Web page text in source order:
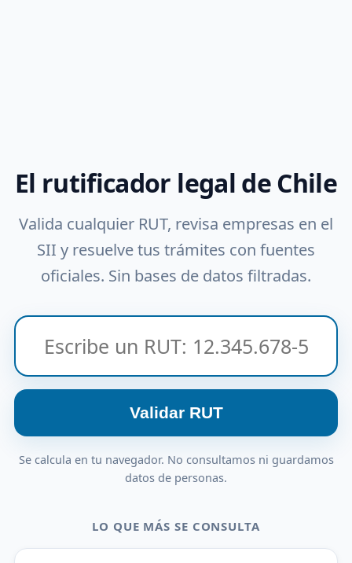
El rutificador legal de Chile
Valida cualquier RUT, revisa empresas en el
SII y resuelve tus trámites con fuentes
oficiales. Sin bases de datos filtradas.
Validar RUT
Se calcula en tu navegador. No consultamos ni guardamos
datos de personas.
LO QUE MÁS SE CONSULTA